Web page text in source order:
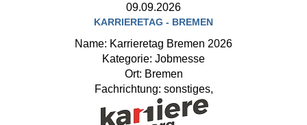
09.09.2026
KARRIERETAG - BREMEN
Name: Karrieretag Bremen 2026
Kategorie: Jobmesse
Ort: Bremen
Fachrichtung: sonstiges,